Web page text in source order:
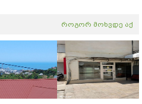
როგორ მოხვდე აქ